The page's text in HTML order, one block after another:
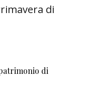
di
di